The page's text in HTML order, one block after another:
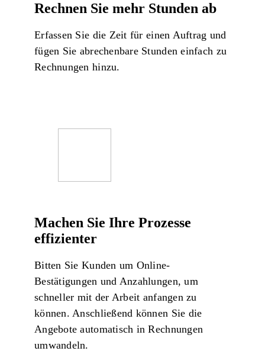
Rechnen Sie mehr Stunden ab
Erfassen Sie die Zeit für einen Auftrag und
fügen Sie abrechenbare Stunden einfach zu
Rechnungen hinzu.
Machen Sie Ihre Prozesse
effizienter
Bitten Sie Kunden um Online-
Bestätigungen und Anzahlungen, um
schneller mit der Arbeit anfangen zu
können. Anschließend können Sie die
Angebote automatisch in Rechnungen
umwandeln.